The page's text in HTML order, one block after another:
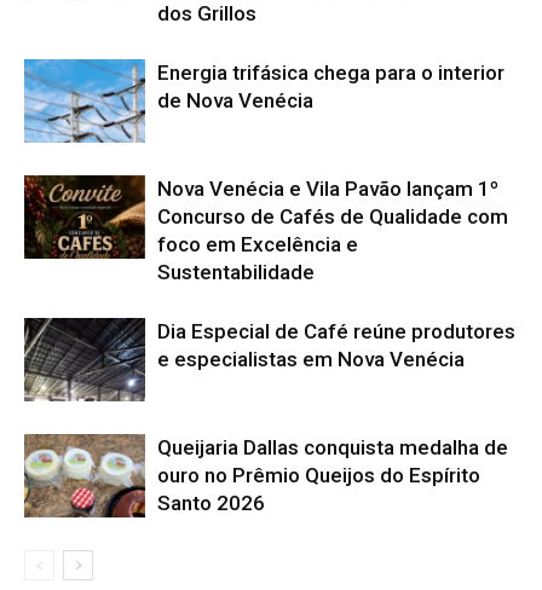
dos Grillos
Energia trifásica chega para o interior
de Nova Venécia
Nova Venécia e Vila Pavão lançam 1º
Concurso de Cafés de Qualidade com
foco em Excelência e
Sustentabilidade
Dia Especial de Café reúne produtores
e especialistas em Nova Venécia
Queijaria Dallas conquista medalha de
ouro no Prêmio Queijos do Espírito
Santo 2026